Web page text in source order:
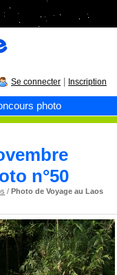
photo
Se connecter Inscription
n°50
/Photo de Voyage au Laos